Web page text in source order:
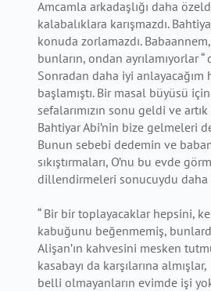
Amcamla arkadaşlığı daha
kalabalıklara karışmazdı.
konuda zorlamazdı. Babaannem,
bunların, ondan ayrılamıyorlar
Sonradan daha iyi anlayacağım
başlamıştı. Bir masal büyüsü
sefalarımızın sonu geldi ve artık
Bahtiyar Abi’nin bize gelmeleri
Bunun sebebi dedemin ve
sıkıştırmaları, O’nu bu evde
dillendirmeleri sonucuydu daha
“ Bir bir toplayacaklar hepsini,
kabuğunu beğenmemiş,
Alişan’ın kahvesini mesken
kasabayı da karşılarına
belli olmayanların evimde işi